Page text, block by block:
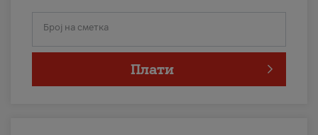
Број на сметка
Плати